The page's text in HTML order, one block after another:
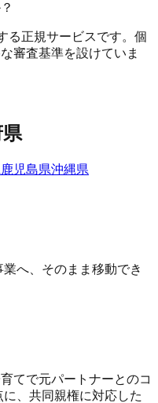
る正規サービスです。個
審査基準を設けていま
鹿児島県沖縄県
へ、そのまま移動でき
てで元パートナーとのコ
、共同親権に対応した